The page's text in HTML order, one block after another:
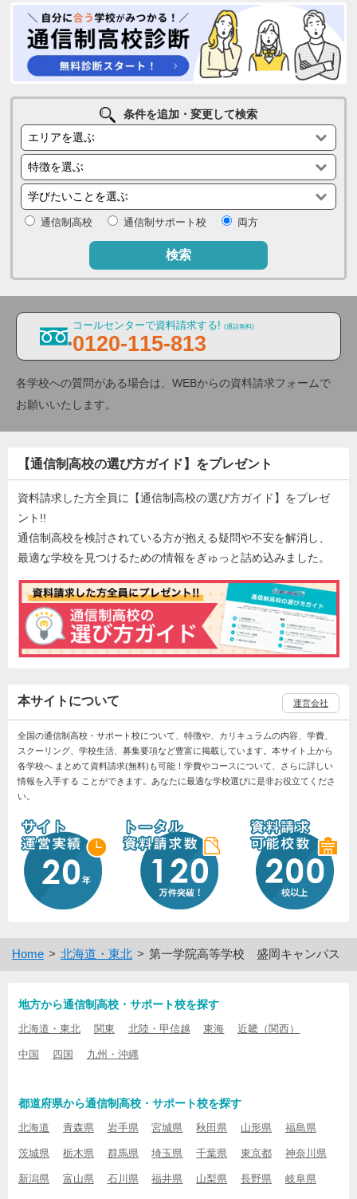
条件を追加・変更して検索
通信制高校 通信制サポート校 両方
検索
コールセンターで資料請求する! (通話無料)
0120-115-813
各学校への質問がある場合は、WEBからの資料請求フォームで
お願いいたします。
【通信制高校の選び方ガイド】をプレゼント
資料請求した方全員に【通信制高校の選び方ガイド】をプレゼ
ント!!
通信制高校を検討されている方が抱える疑問や不安を解消し、
最適な学校を見つけるための情報をぎゅっと詰め込みました。
本サイトについて 運営会社
全国の通信制高校・サポート校について、特徴や、カリキュラムの内容、学費、
スクーリング、学校生活、募集要項など豊富に掲載しています。本サイト上から
各学校へ まとめて資料請求(無料)も可能！学費やコースについて、さらに詳しい
情報を入手する ことができます。あなたに最適な学校選びに是非お役立てくださ
い。
Home 北海道・東北 第一学院高等学校 盛岡キャンパス
地方から通信制高校・サポート校を探す
北海道・東北 関東 北陸・甲信越 東海 近畿（関西）
中国 四国 九州・沖縄
都道府県から通信制高校・サポート校を探す
北海道 青森県 岩手県 宮城県 秋田県 山形県 福島県
茨城県 栃木県 群馬県 埼玉県 千葉県 東京都 神奈川県
新潟県 富山県 石川県 福井県 山梨県 長野県 岐阜県